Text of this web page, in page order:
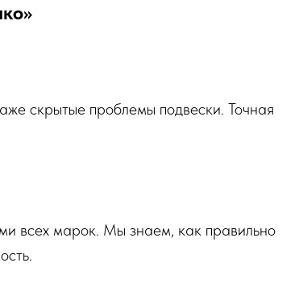
скрытые проблемы подвески. Точная
всех марок. Мы знаем, как правильно